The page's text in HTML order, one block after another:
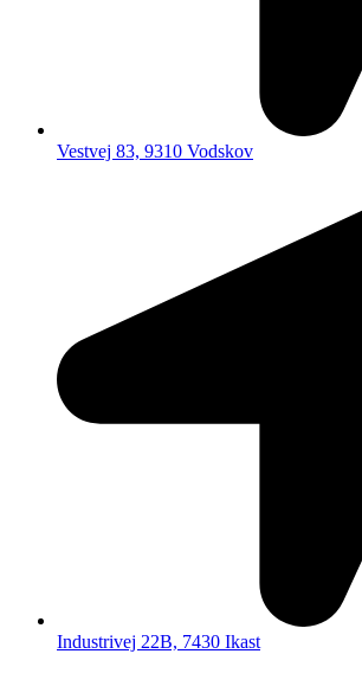
Vestvej 83, 9310 Vodskov
Industrivej 22B, 7430 Ikast